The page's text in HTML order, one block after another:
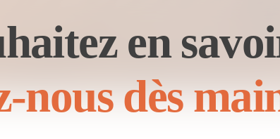
en
nous dès